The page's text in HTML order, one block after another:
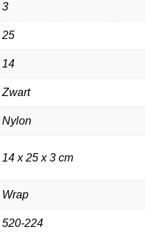
3
25
14
Zwart
Nylon
14 x 25 x 3 cm
Wrap
520-224